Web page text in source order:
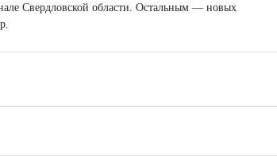
Свердловской области. Остальным — новых